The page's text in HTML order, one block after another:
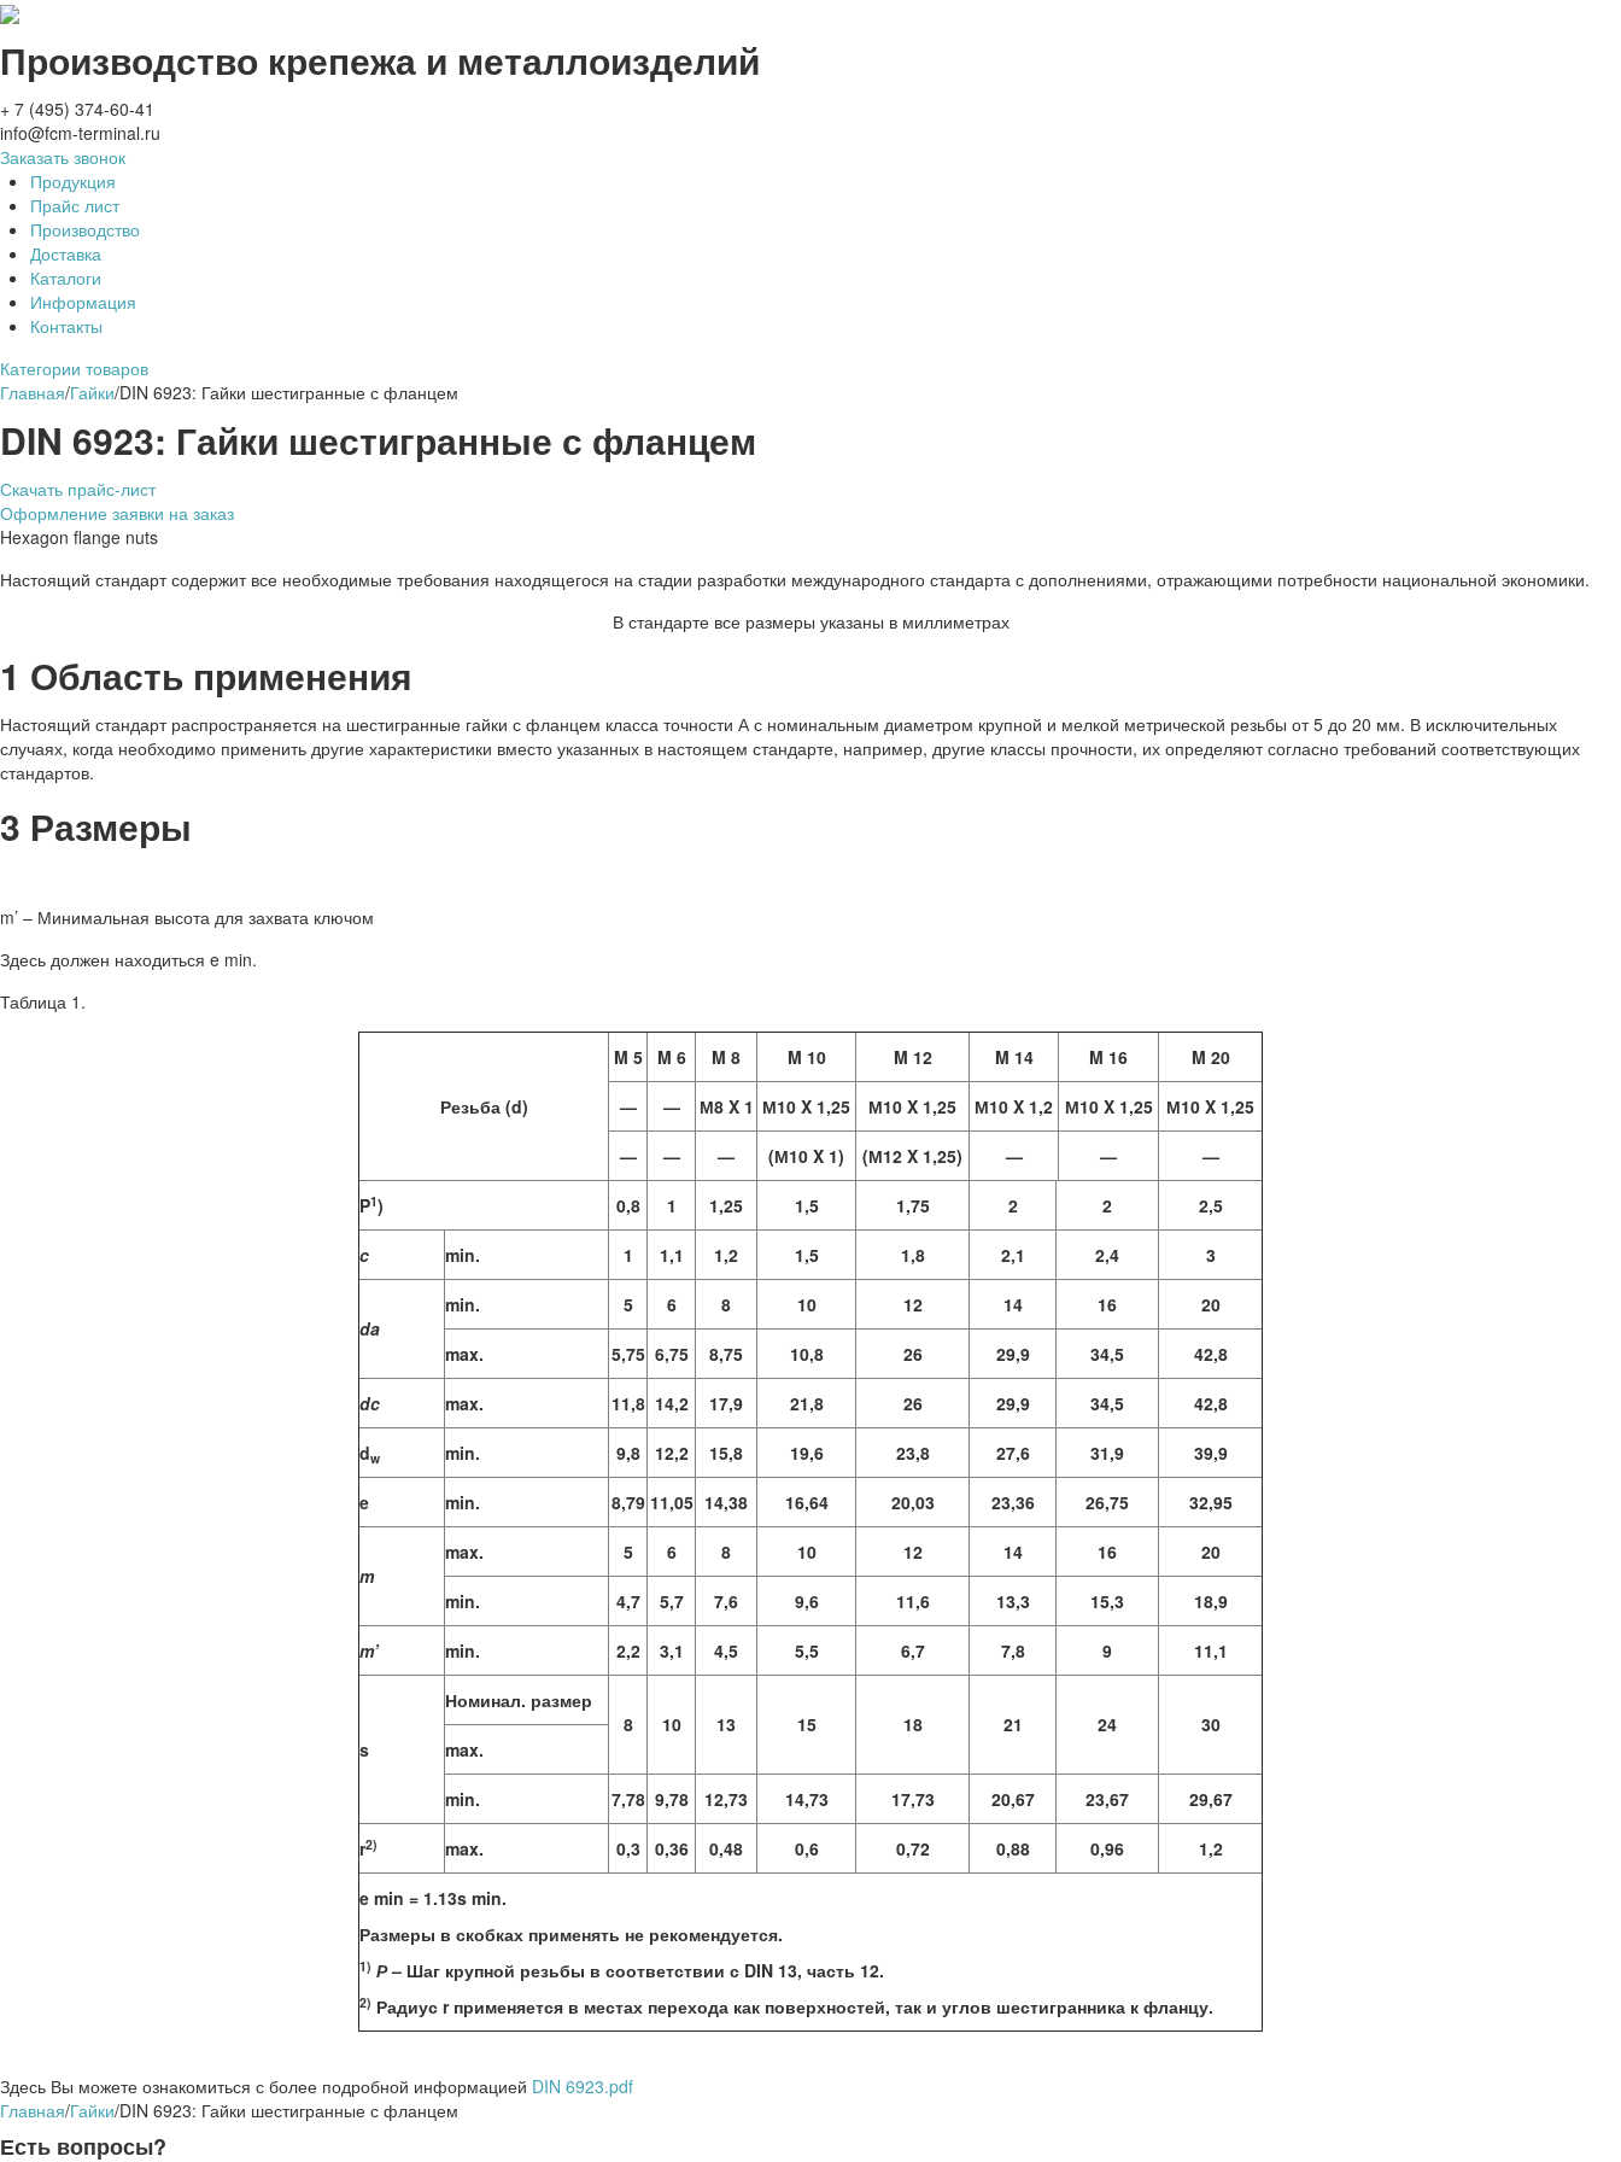
Производство крепежа и металлоизделий
+ 7 (495) 374-60-41
info@fcm-terminal.ru
Заказать звонок
Продукция
Прайс лист
Производство
Доставка
Каталоги
Информация
Контакты
Категории товаров
Главная/Гайки/DIN 6923: Гайки шестигранные с фланцем
DIN 6923: Гайки шестигранные с фланцем
Скачать прайс-лист
Оформление заявки на заказ
Hexagon flange nuts
Настоящий стандарт содержит все необходимые требования находящегося на стадии разработки международного стандарта с дополнениями, отражающими потребности национальной экономики.
В стандарте все размеры указаны в миллиметрах
1 Область применения
Настоящий стандарт распространяется на шестигранные гайки с фланцем класса точности А с номинальным диаметром крупной и мелкой метрической резьбы от 5 до 20 мм. В исключительных
случаях, когда необходимо применить другие характеристики вместо указанных в настоящем стандарте, например, другие классы прочности, их определяют согласно требований соответствующих
стандартов.
3 Размеры
m’ – Минимальная высота для захвата ключом
Здесь должен находиться e min.
Таблица 1.
Резьба (d)
M 5 M 6 M 8 M 10 M 12 M 14 M 16 M 20
— — М8 X 1 М10 X 1,25 М10 X 1,25 М10 X 1,2 М10 X 1,25 М10 X 1,25
— — — (М10 X 1) (М12 X 1,25) — — —
P1) 0,8 1 1,25 1,5 1,75 2 2 2,5
c min. 1 1,1 1,2 1,5 1,8 2,1 2,4 3
da
min. 5 6 8 10 12 14 16 20
max. 5,75 6,75 8,75 10,8 26 29,9 34,5 42,8
dc max. 11,8 14,2 17,9 21,8 26 29,9 34,5 42,8
dw min. 9,8 12,2 15,8 19,6 23,8 27,6 31,9 39,9
e min. 8,79 11,05 14,38 16,64 20,03 23,36 26,75 32,95
m
max. 5 6 8 10 12 14 16 20
min. 4,7 5,7 7,6 9,6 11,6 13,3 15,3 18,9
m’ min. 2,2 3,1 4,5 5,5 6,7 7,8 9 11,1
s
Номинал. размер
8
10 13 15 18 21 24
30
max.
min. 7,78 9,78 12,73 14,73 17,73 20,67 23,67 29,67
r2) max. 0,3 0,36 0,48 0,6 0,72 0,88 0,96 1,2
e min = 1.13s min.
Размеры в скобках применять не рекомендуется.
1) Р– Шаг крупной резьбы в соответствии с DIN 13, часть 12.
2) Радиус r применяется в местах перехода как поверхностей, так и углов шестигранника к фланцу.
Здесь Вы можете ознакомиться с более подробной информацией DIN 6923.pdf
Главная/Гайки/DIN 6923: Гайки шестигранные с фланцем
Есть вопросы?